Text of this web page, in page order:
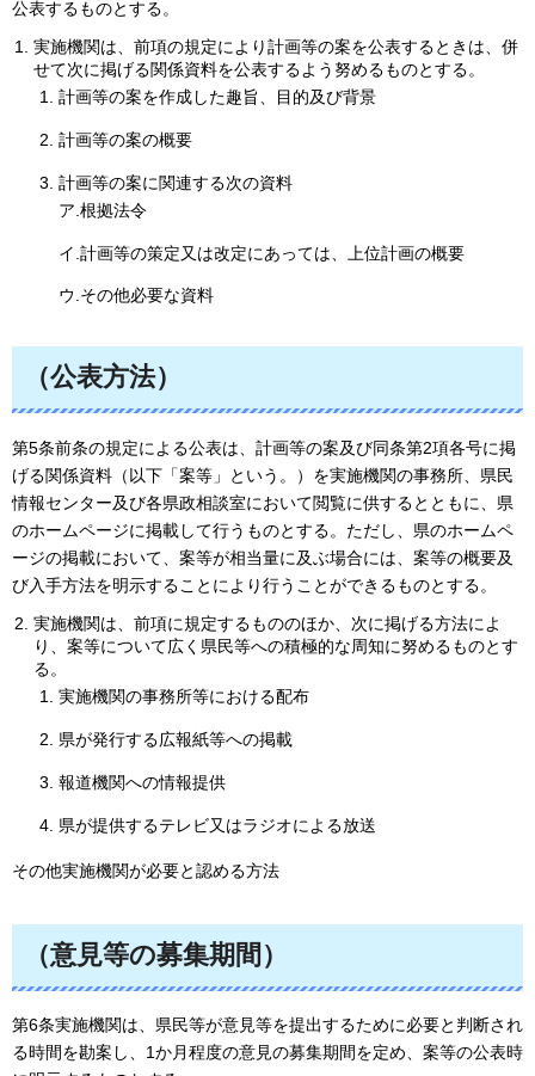
公表するものとする。
実施機関は、前項の規定により計画等の案を公表するときは、併
せて次に掲げる関係資料を公表するよう努めるものとする。
計画等の案を作成した趣旨、目的及び背景
計画等の案の概要
計画等の案に関連する次の資料
ア.根拠法令
イ.計画等の策定又は改定にあっては、上位計画の概要
ウ.その他必要な資料
（公表方法）
第5条前条の規定による公表は、計画等の案及び同条第2項各号に掲
げる関係資料（以下「案等」という。）を実施機関の事務所、県民
情報センター及び各県政相談室において閲覧に供するとともに、県
のホームページに掲載して行うものとする。ただし、県のホームペ
ージの掲載において、案等が相当量に及ぶ場合には、案等の概要及
び入手方法を明示することにより行うことができるものとする。
実施機関は、前項に規定するもののほか、次に掲げる方法によ
り、案等について広く県民等への積極的な周知に努めるものとす
る。
実施機関の事務所等における配布
県が発行する広報紙等への掲載
報道機関への情報提供
県が提供するテレビ又はラジオによる放送
その他実施機関が必要と認める方法
（意見等の募集期間）
第6条実施機関は、県民等が意見等を提出するために必要と判断され
る時間を勘案し、1か月程度の意見の募集期間を定め、案等の公表時